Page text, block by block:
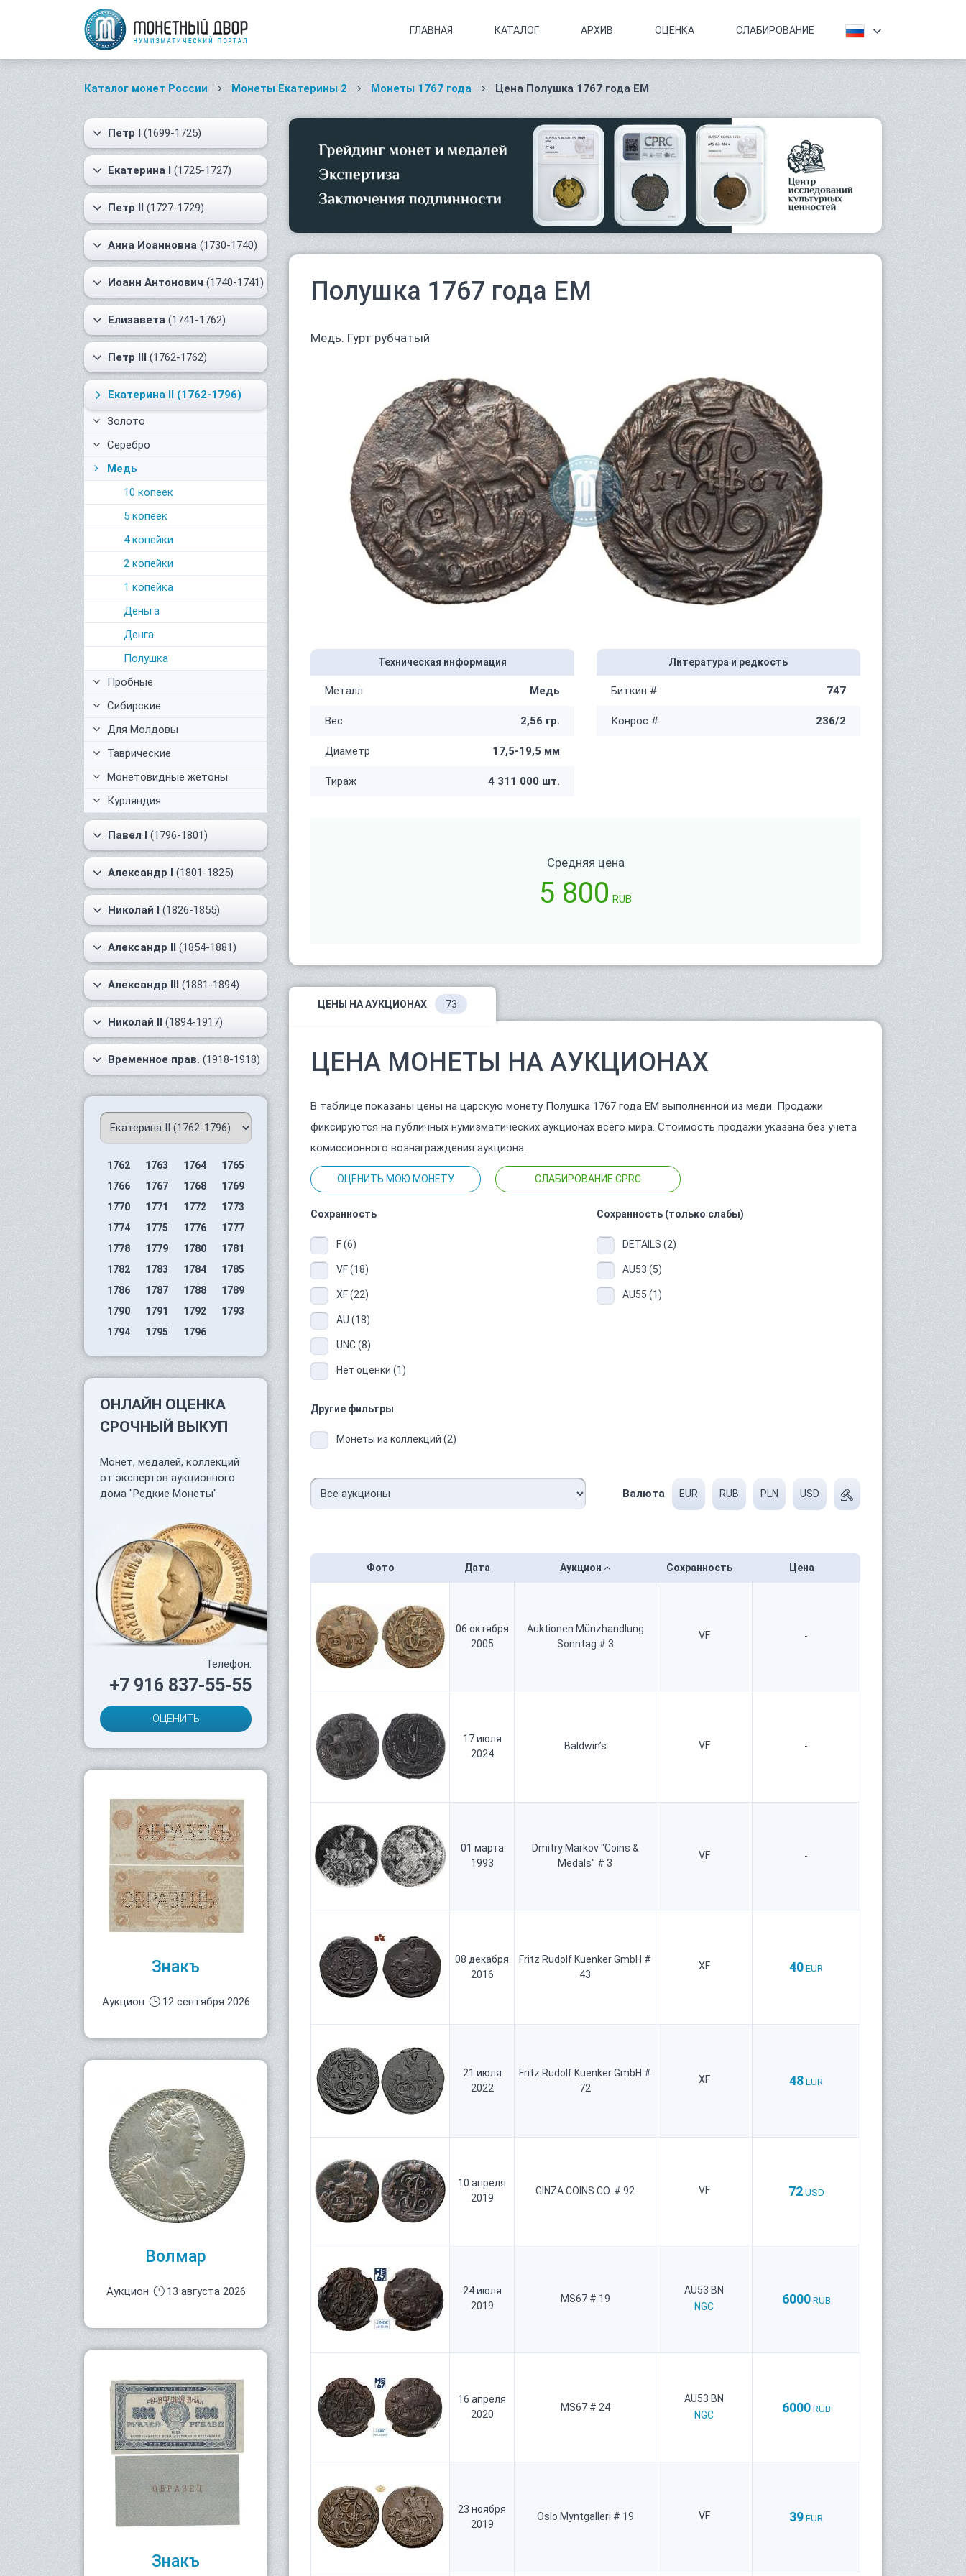
ГЛАВНАЯ КАТАЛОГ АРХИВ ОЦЕНКА СЛАБИРОВАНИЕ
Каталог монет России Монеты Екатерины 2 Монеты 1767 года Цена Полушка 1767 года ЕМ
Петр I (1699-1725)
Екатерина I (1725-1727)
Петр II (1727-1729)
Анна Иоанновна (1730-1740)
Иоанн Антонович (1740-1741)
Елизавета (1741-1762)
Петр III (1762-1762)
Екатерина II (1762-1796)
Золото
Серебро
Медь
10 копеек
5 копеек
4 копейки
2 копейки
1 копейка
Деньга
Денга
Полушка
Пробные
Сибирские
Для Молдовы
Таврические
Монетовидные жетоны
Курляндия
Павел I (1796-1801)
Александр I (1801-1825)
Николай I (1826-1855)
Александр II (1854-1881)
Александр III (1881-1894)
Николай II (1894-1917)
Временное прав. (1918-1918)
1762 1763 1764
1765
1766
1767 1768
1769
1770
1771 1772
1773
1774
1775 1776
1777
1778
1779 1780
1781
1782
1783 1784
1785
1786
1787 1788
1789
1790
1791 1792
1793
1794
1795 1796
ОНЛАЙН ОЦЕНКА
СРОЧНЫЙ ВЫКУП
Монет, медалей, коллекций
от экспертов аукционного
дома "Редкие Монеты"
Телефон:
+7 916 837-55-55
ОЦЕНИТЬ
Знакъ
Аукцион 12 сентября 2026
Волмар
Аукцион 13 августа 2026
Знакъ
Полушка 1767 года ЕМ
Медь. Гурт рубчатый
Техническая информация
Металл Медь
Вес 2,56 гр.
Диаметр 17,5-19,5 мм
Тираж 4 311 000 шт.
Литература и редкость
Биткин # 747
Конрос # 236/2
Средняя цена
5 800 RUB
ЦЕНЫ НА АУКЦИОНАХ 73
ЦЕНА МОНЕТЫ НА АУКЦИОНАХ
В таблице показаны цены на царскую монету Полушка 1767 года ЕМ выполненной из меди. Продажи
фиксируются на публичных нумизматических аукционах всего мира. Стоимость продажи указана без учета
комиссионного вознаграждения аукциона.
ОЦЕНИТЬ МОЮ МОНЕТУ СЛАБИРОВАНИЕ CPRC
Сохранность
F (6)
VF (18)
XF (22)
AU (18)
UNC (8)
Нет оценки (1)
Сохранность (только слабы)
DETAILS (2)
AU53 (5)
AU55 (1)
Другие фильтры
Монеты из коллекций (2)
Валюта EUR RUB PLN USD
Фото Дата Аукцион Сохранность Цена
06 октября
2005
Auktionen Münzhandlung
Sonntag # 3
VF -
17 июля
2024
Baldwin’s VF -
01 марта
1993
Dmitry Markov "Coins &
Medals" # 3
VF -
08 декабря
2016
Fritz Rudolf Kuenker GmbH #
43
XF 40 EUR
21 июля
2022
Fritz Rudolf Kuenker GmbH #
72
XF 48 EUR
10 апреля
2019
GINZA COINS CO. # 92 VF 72 USD
24 июля
2019
MS67 # 19
AU53 BN
NGC
6000 RUB
16 апреля
2020
MS67 # 24
AU53 BN
NGC
6000 RUB
23 ноября
2019
Oslo Myntgalleri # 19 VF 39 EUR